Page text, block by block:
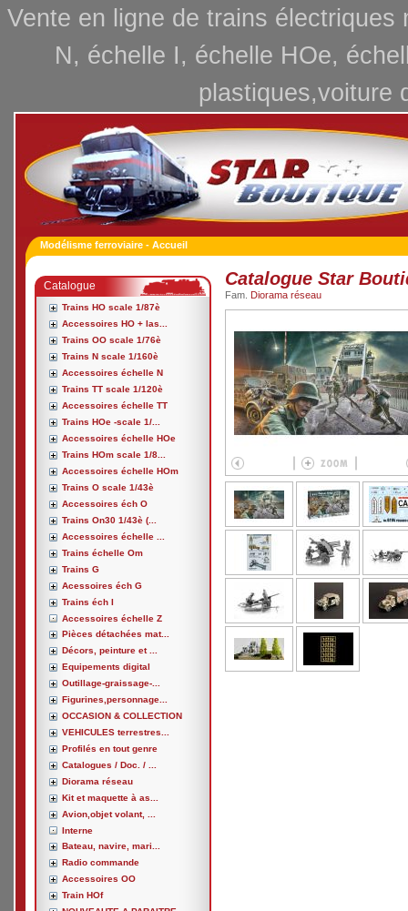
Vente en ligne de trains
N, échelle I, échelle HOe,
plastiques,voiture
Modélisme ferroviaire - Accueil
Catalogue
Trains HO scale 1/87è
Accessoires HO + las...
Trains OO scale 1/76è
Trains N scale 1/160è
Accessoires échelle N
Trains TT scale 1/120è
Accessoires échelle TT
Trains HOe -scale 1/...
Accessoires échelle HOe
Trains HOm scale 1/8...
Accessoires échelle HOm
Trains O scale 1/43è
Accessoires éch O
Trains On30 1/43è (...
Accessoires échelle ...
Trains échelle Om
Trains G
Acessoires éch G
Trains éch I
Accessoires échelle Z
Pièces détachées mat...
Décors, peinture et ...
Equipements digital
Outillage-graissage-...
Figurines,personnage...
OCCASION & COLLECTION
VEHICULES terrestres...
Profilés en tout genre
Catalogues / Doc. / ...
Diorama réseau
Kit et maquette à as...
Avion,objet volant, ...
Interne
Bateau, navire, mari...
Radio commande
Accessoires OO
Train HOf
Catalogue Star
Fam. Diorama réseau